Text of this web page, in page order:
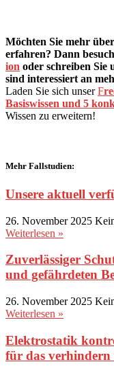
Möchten Sie mehr
erfahren? Dann
ion oder schreiben Sie
sind interessiert an
Laden Sie sich unserF
Basiswissen und 5
Wissen zu erweitern!
Mehr Fallstudien:
Unsere aktuell
26. November 2025
Weiterlesen »
Zuverlässiger
und gefährdeten
26. November 2025
Weiterlesen »
Elektrostatik
für das verhindern